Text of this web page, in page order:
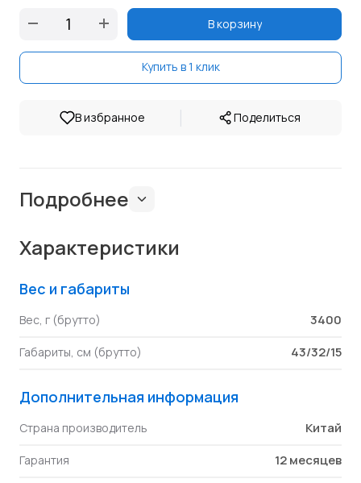
В корзину
Купить в 1 клик
В избранное | Поделиться
Подробнее
Характеристики
Вес и габариты
Вес, г (брутто) 3400
Габариты, см (брутто) 43/32/15
Дополнительная информация
Страна производитель Китай
Гарантия 12 месяцев